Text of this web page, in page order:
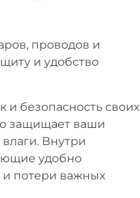
проводов и
и удобство
и безопасность своих
защищает ваши
Внутри
удобно
и потери важных